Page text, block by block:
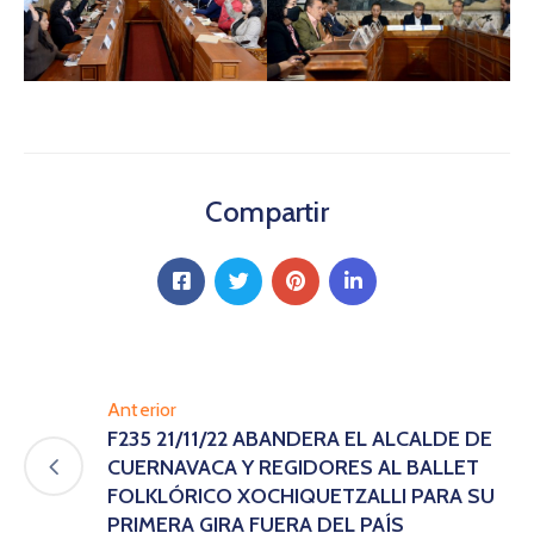
Compartir
Anterior
F235 21/11/22 ABANDERA EL ALCALDE DE
CUERNAVACA Y REGIDORES AL BALLET
FOLKLÓRICO XOCHIQUETZALLI PARA SU
PRIMERA GIRA FUERA DEL PAÍS